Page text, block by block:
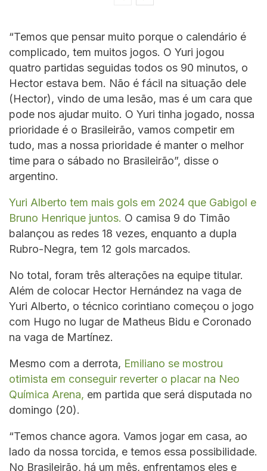
“Temos que pensar muito porque o calendário é
complicado, tem muitos jogos. O Yuri jogou
quatro partidas seguidas todos os 90 minutos, o
Hector estava bem. Não é fácil na situação dele
(Hector), vindo de uma lesão, mas é um cara que
pode nos ajudar muito. O Yuri tinha jogado, nossa
prioridade é o Brasileirão, vamos competir em
tudo, mas a nossa prioridade é manter o melhor
time para o sábado no Brasileirão”, disse o
argentino.
Yuri Alberto tem mais gols em 2024 que Gabigol e
Bruno Henrique juntos. O camisa 9 do Timão
balançou as redes 18 vezes, enquanto a dupla
Rubro-Negra, tem 12 gols marcados.
No total, foram três alterações na equipe titular.
Além de colocar Hector Hernández na vaga de
Yuri Alberto, o técnico corintiano começou o jogo
com Hugo no lugar de Matheus Bidu e Coronado
na vaga de Martínez.
Mesmo com a derrota, Emiliano se mostrou
otimista em conseguir reverter o placar na Neo
Química Arena, em partida que será disputada no
domingo (20).
“Temos chance agora. Vamos jogar em casa, ao
lado da nossa torcida, e temos essa possibilidade.
No Brasileirão, há um mês, enfrentamos eles e